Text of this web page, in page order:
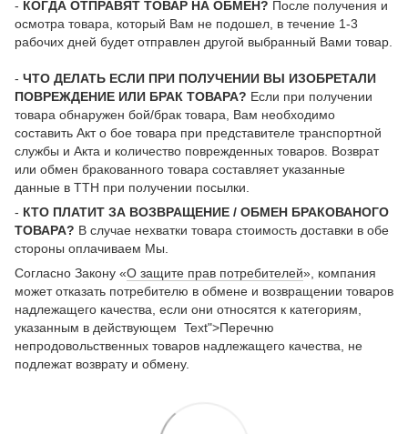
- КОГДА ОТПРАВЯТ ТОВАР НА ОБМЕН? После получения и
осмотра товара, который Вам не подошел, в течение 1-3
рабочих дней будет отправлен другой выбранный Вами товар.
- ЧТО ДЕЛАТЬ ЕСЛИ ПРИ ПОЛУЧЕНИИ ВЫ ИЗОБРЕТАЛИ
ПОВРЕЖДЕНИЕ ИЛИ БРАК ТОВАРА? Если при получении
товара обнаружен бой/брак товара, Вам необходимо
составить Акт о бое товара при представителе транспортной
службы и Акта и количество поврежденных товаров. Возврат
или обмен бракованного товара составляет указанные
данные в ТТН при получении посылки.
- КТО ПЛАТИТ ЗА ВОЗВРАЩЕНИЕ / ОБМЕН БРАКОВАНОГО
ТОВАРА? В случае нехватки товара стоимость доставки в обе
стороны оплачиваем Мы.
Согласно Закону «О защите прав потребителей», компания
может отказать потребителю в обмене и возвращении товаров
надлежащего качества, если они относятся к категориям,
указанным в действующем Text">Перечню
непродовольственных товаров надлежащего качества, не
подлежат возврату и обмену.